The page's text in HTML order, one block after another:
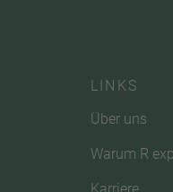
LINKS
Über uns
Warum R